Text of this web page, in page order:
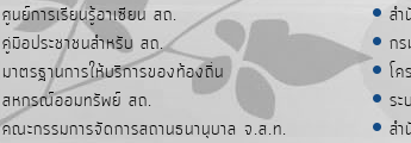
ศูนย์การเรียนรู้อาเซียน สถ.
คู่มือประชาชนสำหรับ สถ.
มาตรฐานการให้บริการของท้องถิ่น
สหกรณ์ออมทรัพย์ สถ.
คณะกรรมการจัดการสถานธนานุบาล จ.ส.ท.
ส
ก
โ
ร
ส